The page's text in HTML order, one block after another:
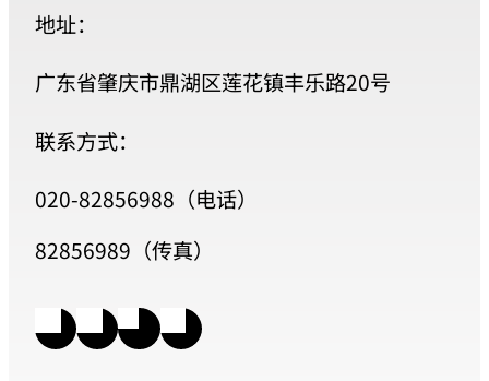
地址：
广东省肇庆市鼎湖区莲花镇丰乐路20号
联系方式：
020-82856988（电话）
82856989（传真）